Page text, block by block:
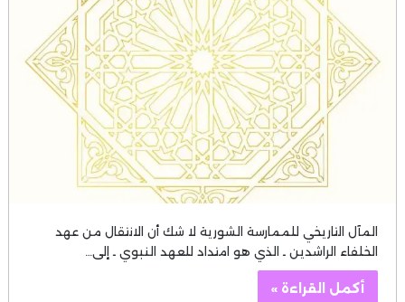
المآل التاريخي للممارسة الشورية لا شك أن الانتقال من عهد
الخلفاء الراشدين ـ الذي هو امتداد للعهد النبوي ـ إلى…
أكمل القراءة »